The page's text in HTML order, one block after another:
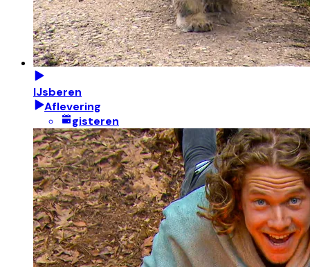
IJsberen
Aflevering
gisteren